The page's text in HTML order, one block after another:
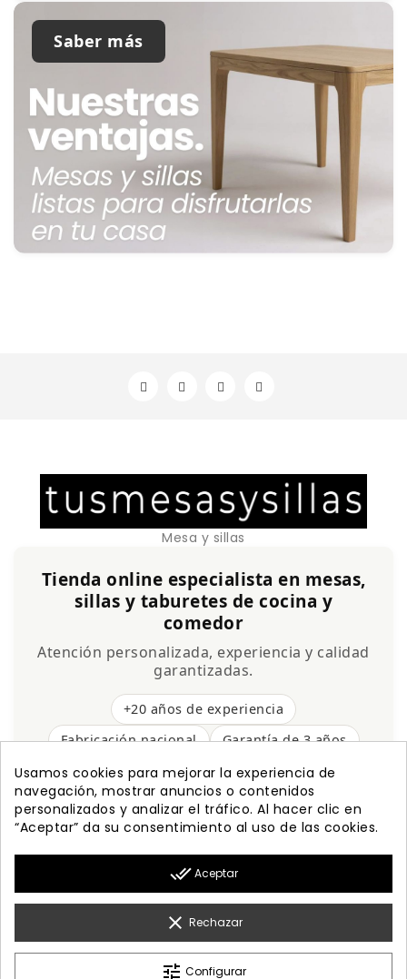
Saber más
Mesa y sillas
Tienda online especialista en mesas,
sillas y taburetes de cocina y
comedor
Atención personalizada, experiencia y calidad
garantizadas.
+20 años de experiencia
Fabricación nacional
Garantía de 3 años
Envío gratis
PRODUCTOS 

INFORMACIÓN 
Usamos cookies para mejorar la experiencia de
navegación, mostrar anuncios o contenidos
personalizados y analizar el tráfico. Al hacer clic en
“Aceptar” da su consentimiento al uso de las cookies.
done_all Aceptar
clear Rechazar
tune Configurar